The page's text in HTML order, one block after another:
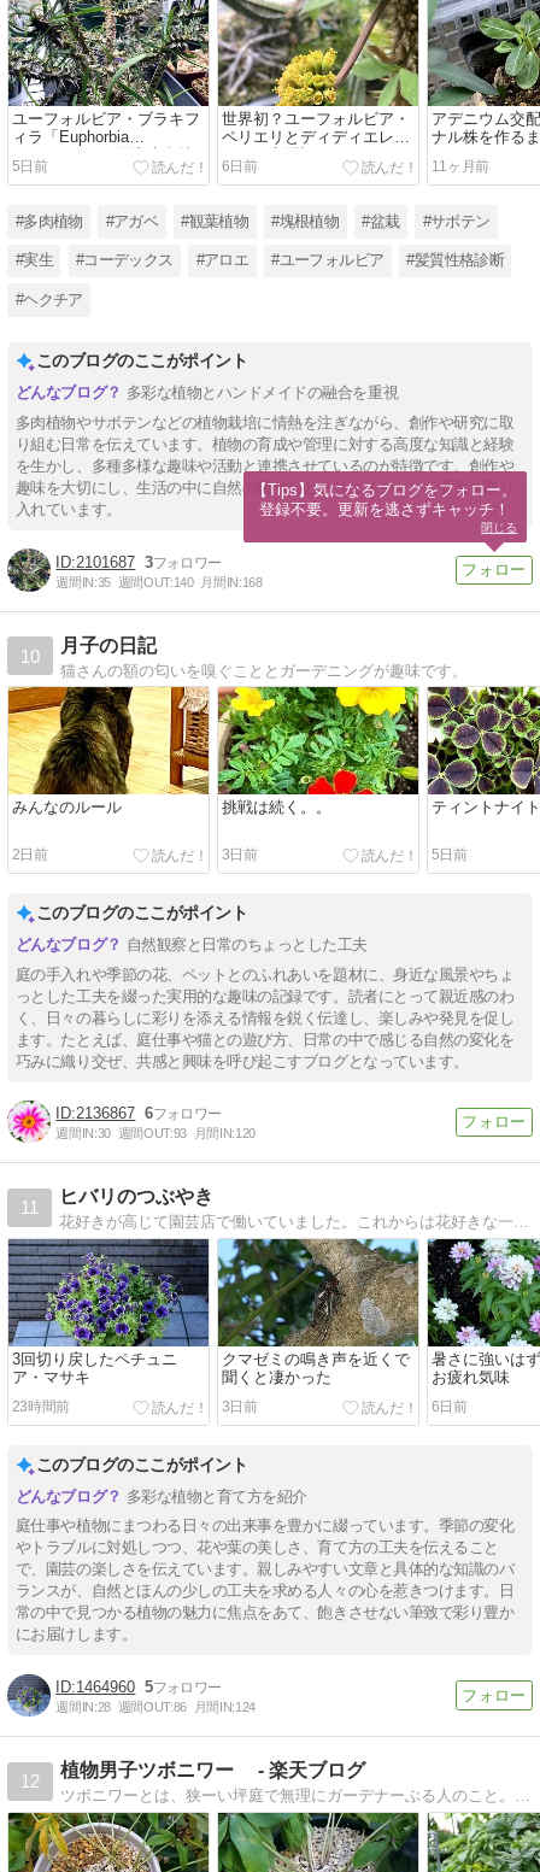
ユーフォルビア・ブラキフ
ィラ「Euphorbia
brachyphylla」原産生息地
と育て方
5日前
世界初？ユーフォルビア・
ペリエリとディディエレオ
イデス交配記録
6日前
アデニウム交
ナル株を作る
11ヶ月前
#多肉植物 #アガベ #観葉植物 #塊根植物 #盆栽 #サボテン
#実生 #コーデックス #アロエ #ユーフォルビア #髪質性格診断
#ヘクチア
このブログのここがポイント
多彩な植物とハンドメイドの融合を重視
多肉植物やサボテンなどの植物栽培に情熱を注ぎながら、創作や研究に取
り組む日常を伝えています。植物の育成や管理に対する高度な知識と経験
を生かし、多種多様な趣味や活動と連携させているのが特徴です。創作や
趣味を大切にし、生活の中に自然の癒やしとクリエイティブな要素を取り
入れています。
2101687 3
週間IN:35 週間OUT:140 月間IN:168
10
月子の日記
猫さんの額の匂いを嗅ぐこととガーデニングが趣味です。
みんなのルール
2日前
挑戦は続く。。
3日前
ティントナイ
5日前
このブログのここがポイント
自然観察と日常のちょっとした工夫
庭の手入れや季節の花、ペットとのふれあいを題材に、身近な風景やちょ
っとした工夫を綴った実用的な趣味の記録です。読者にとって親近感のわ
く、日々の暮らしに彩りを添える情報を鋭く伝達し、楽しみや発見を促し
ます。たとえば、庭仕事や猫との遊び方、日常の中で感じる自然の変化を
巧みに織り交ぜ、共感と興味を呼び起こすブログとなっています。
2136867 6
週間IN:30 週間OUT:93 月間IN:120
11
ヒバリのつぶやき
花好きが高じて園芸店で働いていました。これからは花好きな一人の人間としてブログを綴って行こうと思います。
3回切り戻したペチュニ
ア・マサキ
23時間前
クマゼミの鳴き声を近くで
聞くと凄かった
3日前
暑さに強いは
お疲れ気味
6日前
このブログのここがポイント
多彩な植物と育て方を紹介
庭仕事や植物にまつわる日々の出来事を豊かに綴っています。季節の変化
やトラブルに対処しつつ、花や葉の美しさ、育て方の工夫を伝えること
で、園芸の楽しさを伝えています。親しみやすい文章と具体的な知識のバ
ランスが、自然とほんの少しの工夫を求める人々の心を惹きつけます。日
常の中で見つかる植物の魅力に焦点をあて、飽きさせない筆致で彩り豊か
にお届けします。
1464960 5
週間IN:28 週間OUT:86 月間IN:124
12
植物男子ツボニワー - 楽天ブログ
ツボニワーとは、狭ーい坪庭で無理にガーデナーぶる人のこと。その他なんちゃっての投資記録です。
【Tips】気になるブログをフォロー。
登録不要。更新を逃さずキャッチ！
閉じる